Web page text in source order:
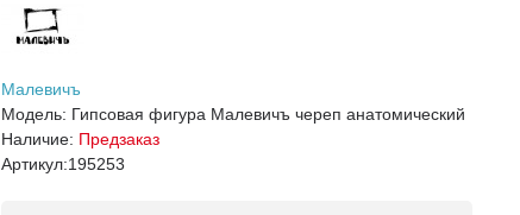
Малевичъ
Модель: Гипсовая фигура Малевичъ череп анатомический
Наличие: Предзаказ
Артикул:195253